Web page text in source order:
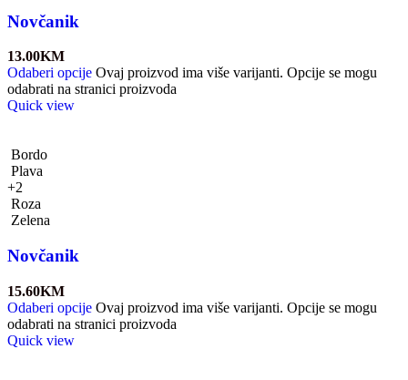
Novčanik
13.00KM
Odaberi opcije Ovaj proizvod ima više varijanti. Opcije se mogu
odabrati na stranici proizvoda
Quick view
Bordo
Plava
+2
Roza
Zelena
Novčanik
15.60KM
Odaberi opcije Ovaj proizvod ima više varijanti. Opcije se mogu
odabrati na stranici proizvoda
Quick view